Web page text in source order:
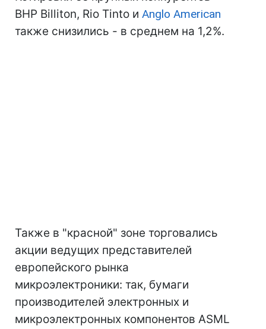
BHP Billiton, Rio Tinto и Anglo American
также снизились - в среднем на 1,2%.
Также в "красной" зоне торговались
акции ведущих представителей
европейского рынка
микроэлектроники: так, бумаги
производителей электронных и
микроэлектронных компонентов ASML